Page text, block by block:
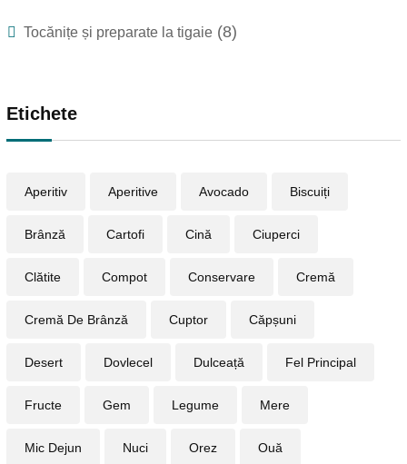
Tocănițe și preparate la tigaie (8)
Etichete
Aperitiv Aperitive Avocado Biscuiți
Brânză Cartofi Cină Ciuperci
Clătite Compot Conservare Cremă
Cremă De Brânză Cuptor Căpșuni
Desert Dovlecel Dulceață Fel Principal
Fructe Gem Legume Mere
Mic Dejun Nuci Orez Ouă